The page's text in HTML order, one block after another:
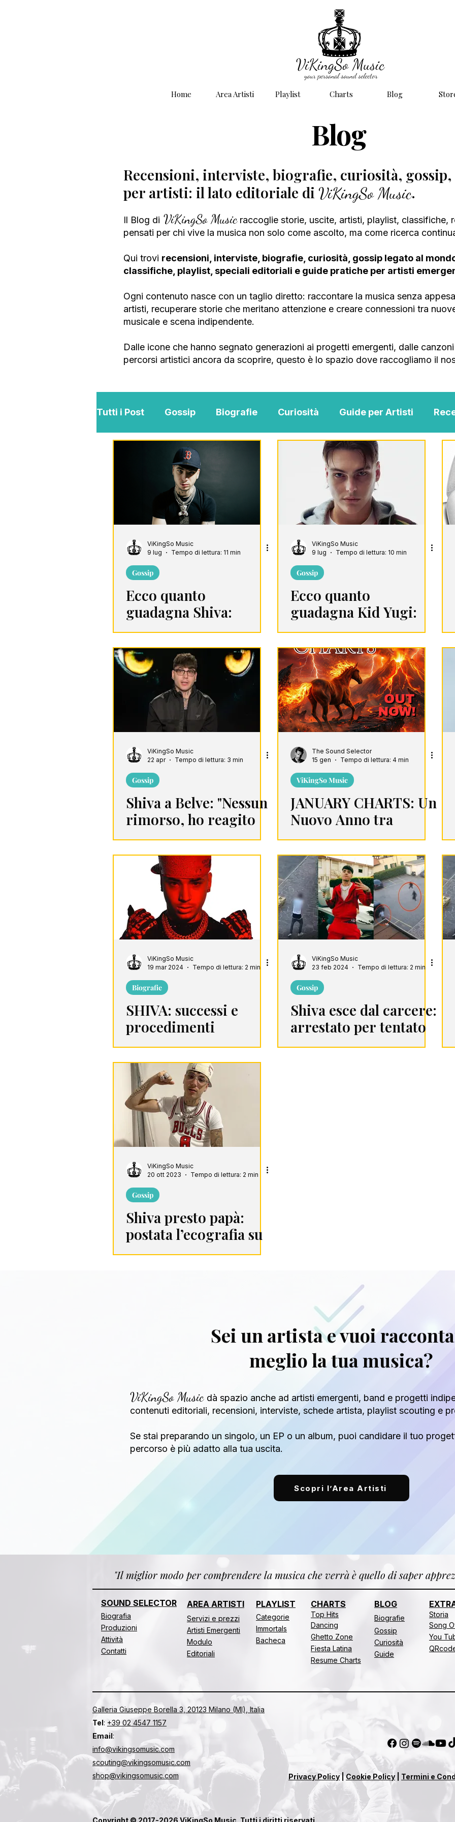
Home Area Artisti Playlist Charts Blog
Blog
Recensioni, interviste, biografie, curiosità, gossip,
per artisti: il lato editoriale diViKingSo Music.
Il Blog di ViKingSo Musicraccoglie storie, uscite, artisti, playlist, classifiche,
pensati per chi vive la musica non solo come ascolto, ma come ricerca
Qui trovi recensioni, interviste, biografie, curiosità, gossip legato al
classifiche, playlist, speciali editoriali e guide pratiche per artisti
Ogni contenuto nasce con un taglio diretto: raccontare la musica senza
artisti, recuperare storie che meritano attenzione e creare connessioni tra
musicale e scena indipendente.
Dalle icone che hanno segnato generazioni ai progetti emergenti, dalle
percorsi artistici ancora da scoprire, questo è lo spazio dove raccogliamo il
Tutti i Post Gossip Biografie Curiosità Guide per Artisti
ViKingSo Music MENTAL BLOG MUSIC
Song Of The Week
ViKingSo Music
9 lug
Tempo di lettura: 11 min
Gossip
Ecco quanto
guadagna Shiva:
patrimonio,
streaming, Vangelo,
palasport e business
del rap milanese
ViKingSo Music
9 lug
Tempo di lettura: 10 min
Gossip
Ecco quanto
guadagna Kid Yugi:
patrimonio,
streaming, tour,
certificazioni e
business dell’anti-
idolo rap
ViKingSo Music
22 apr
Tempo di lettura: 3 min
Gossip
Shiva a Belve: "Nessun
rimorso, ho reagito
per difendermi"
The Sound Selector
15 gen
Tempo di lettura: 4 min
ViKingSo Music
JANUARY CHARTS: Un
Nuovo Anno tra
Sorprese Indipendenti
e Giganti Mondiali
ViKingSo Music
19 mar 2024
Tempo di lettura: 2 min
Biografie
SHIVA: successi e
procedimenti
giudiziari
ViKingSo Music
23 feb 2024
Tempo di lettura: 2 min
Gossip
Shiva esce dal carcere:
arrestato per tentato
omicidio e porto
ViKingSo Music
20 ott 2023
Tempo di lettura: 2 min
Gossip
Shiva presto papà:
postata l’ecografia su
Instagram
Sei un artista e vuoi
meglio la tua musica?
ViKingSo Music dà spazio anche ad artisti emergenti, band e progetti
contenuti editoriali, recensioni, interviste, schede artista, playlist scouting e
Se stai preparando un singolo, un EP o un album, puoi candidare il tuo
percorso è più adatto alla tua uscita.
Scopri l’Area Artisti
"Il miglior modo per comprendere la musica che verrà è quello di saper
SOUND SELECTOR
Biografia
Produzioni
Attività
Contatti
AREA ARTISTI
​​Servizi e prezzi
Artisti Emergenti
Modulo
Editoriali
PLAYLIST
Categorie
Immortals
Bacheca
CHARTS
Top Hits
Dancing
Ghetto Zone
Fiesta Latina
Resume Charts
BLOG
Biografie
Gossip
Curiosità
Guide
Storia
Song
You
Galleria Giuseppe Borella 3, 20123 Milano (MI), Italia
Tel: +39 02 4547 1157
Email:
info@vikingsomusic.com
scouting@vikingsomusic.com
shop@vikingsomusic.com
Privacy Policy|Cookie Policy Termini e